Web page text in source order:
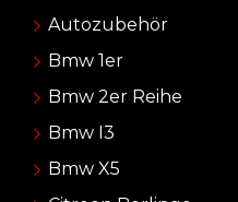
Autozubehör
Bmw 1er
Bmw 2er Reihe
Bmw I3
Bmw X5